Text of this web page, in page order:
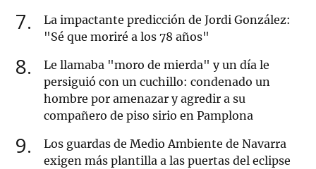
7
La impactante predicción de Jordi González:
"Sé que moriré a los 78 años"
8
Le llamaba "moro de mierda" y un día le
persiguió con un cuchillo: condenado un
hombre por amenazar y agredir a su
compañero de piso sirio en Pamplona
9
Los guardas de Medio Ambiente de Navarra
exigen más plantilla a las puertas del eclipse